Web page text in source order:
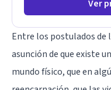
Ver
Entre los postulados de
asunción de que existe
mundo físico, que en